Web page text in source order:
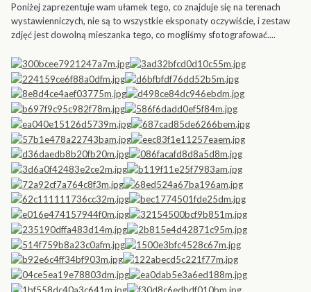
Poniżej zaprezentuje wam ułamek tego, co znajduje się na terenach
wystawienniczych, nie są to wszystkie eksponaty oczywiście, i zestaw
zdjęć jest dowolną mieszanka tego, co mogliśmy sfotografować....